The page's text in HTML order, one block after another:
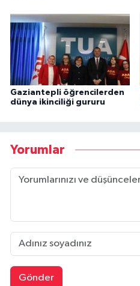
Gaziantepli öğrencilerden
dünya ikinciliği gururu
Yorumlar
Gönder